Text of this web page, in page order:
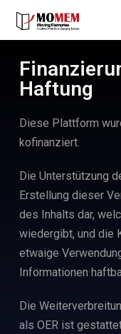
Haftung
Diese Plattform
kofinanziert.
Die Unterstützung
Erstellung dieser
des Inhalts dar,
wiedergibt, und die
etwaige
Informationen
Die
als OER ist